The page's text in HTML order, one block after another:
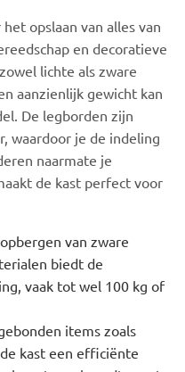
opslaan van alles van
en decoratieve
lichte als zware
aanzienlijk gewicht kan
De legborden zijn
waardoor je de indeling
naarmate je
de kast perfect voor
van zware
biedt de
vaak tot wel 100 kg of
items zoals
kast een efficiënte